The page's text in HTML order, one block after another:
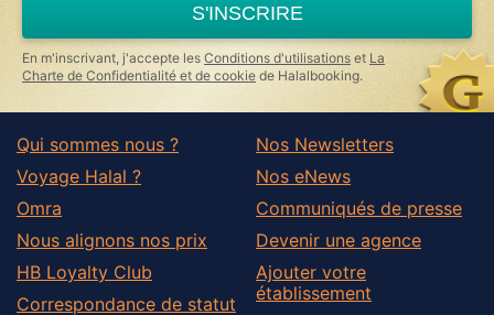
S'INSCRIRE
En m'inscrivant, j'accepte les Conditions d'utilisations et La
Charte de Confidentialité et de cookie de Halalbooking.
Qui sommes nous ?
Voyage Halal ?
Omra
Nous alignons nos prix
HB Loyalty Club
Correspondance de statut
Nos Newsletters
Nos eNews
Communiqués de presse
Devenir une agence
Ajouter votre
établissement